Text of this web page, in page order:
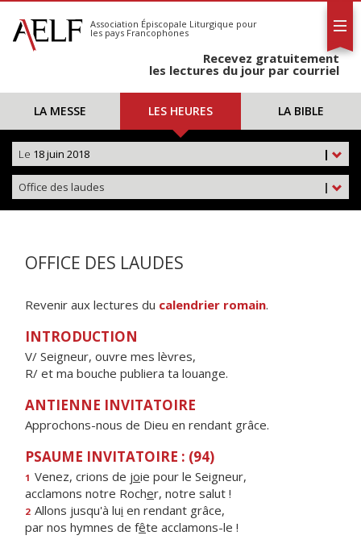
S'abonner
Calendrier
Association Épiscopale Liturgique pour
les pays Francophones
Recevez gratuitement
les lectures du jour par courriel
LA MESSE LES HEURES LA BIBLE
|
Le 18 juin 2018
|
Office des laudes
OFFICE DES LAUDES
Revenir aux lectures du calendrier romain.
INTRODUCTION
V/ Seigneur, ouvre mes lèvres,
R/ et ma bouche publiera ta louange.
ANTIENNE INVITATOIRE
Approchons-nous de Dieu en rendant grâce.
PSAUME INVITATOIRE : (94)
1 Venez, crions de joie pour le Seigneur,
acclamons notre Rocher, notre salut !
2 Allons jusqu'à lui en rendant grâce,
par nos hymnes de fête acclamons-le !